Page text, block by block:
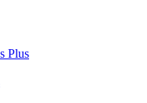
Plus